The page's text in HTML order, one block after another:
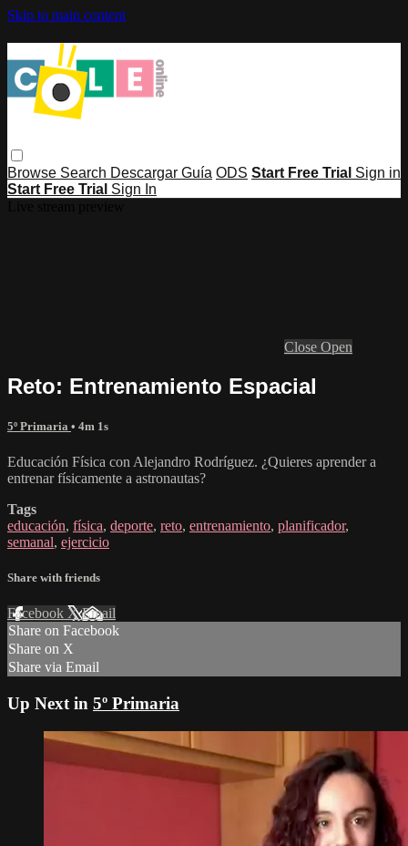
Skip to main content
Browse Search Descargar Guía ODS Start Free Trial Sign in
Start Free Trial Sign In
Close Open
Reto: Entrenamiento Espacial
5º Primaria • 4m 1s
Educación Física con Alejandro Rodríguez. ¿Quieres aprender a
entrenar físicamente a astronautas?
Tags
educación, física, deporte, reto, entrenamiento, planificador,
semanal, ejercicio
Share with friends
Facebook XEmail
Share on Facebook
Share on X
Share via Email
Up Next in 5º Primaria